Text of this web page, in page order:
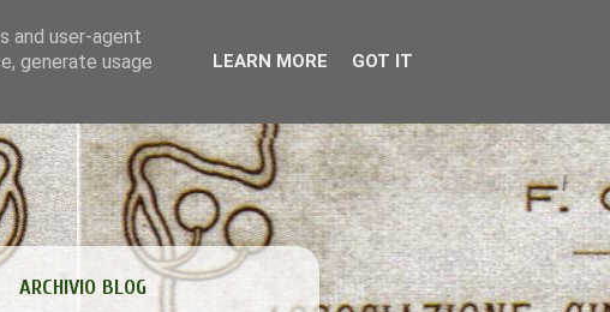
ARCHIVIO BLOG
and user-agent
generate usage
LEARN MORE GOT IT